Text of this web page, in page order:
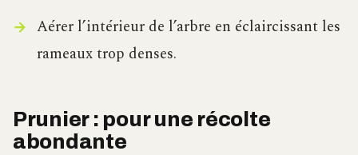
Aérer l’intérieur de l’arbre en éclaircissant les
rameaux trop denses.
Prunier : pour une récolte
abondante